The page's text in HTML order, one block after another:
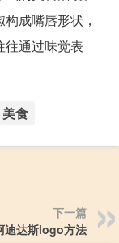
成嘴唇形状，
往通过味觉表
美食
下一篇
迪达斯logo方法